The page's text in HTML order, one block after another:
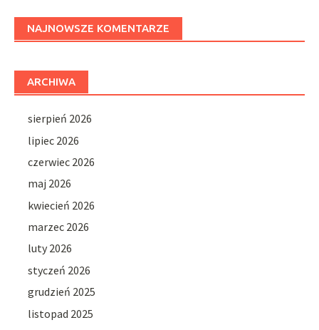
NAJNOWSZE KOMENTARZE
ARCHIWA
sierpień 2026
lipiec 2026
czerwiec 2026
maj 2026
kwiecień 2026
marzec 2026
luty 2026
styczeń 2026
grudzień 2025
listopad 2025